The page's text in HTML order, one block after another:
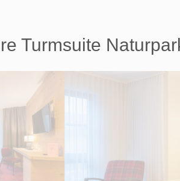
Turmsuite